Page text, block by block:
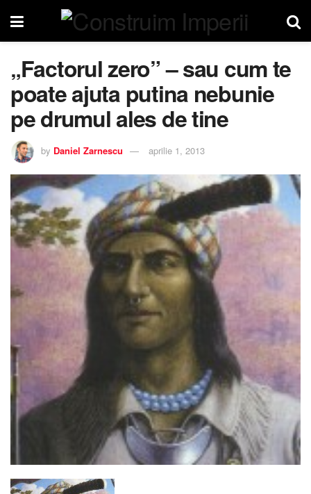
„Factorul zero” – sau cum te
poate ajuta putina nebunie
pe drumul ales de tine
by Daniel Zarnescu aprilie 1, 2013